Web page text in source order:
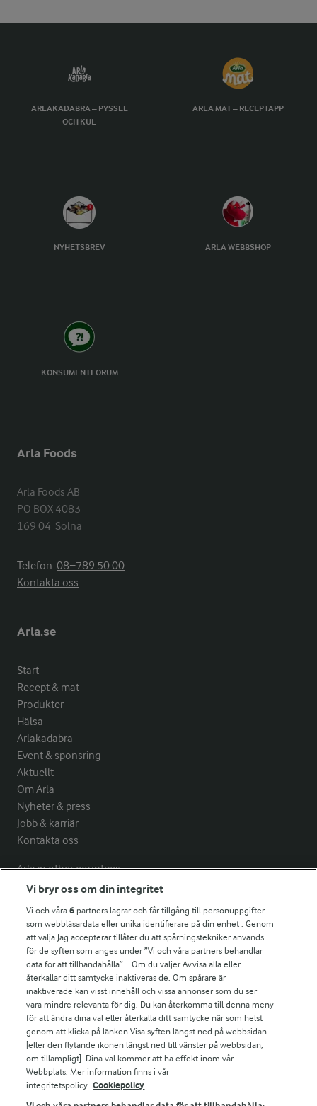
ARLAKADABRA – PYSSEL
OCH KUL
ARLA MAT – RECEPTAPP
NYHETSBREV ARLA WEBBSHOP
KONSUMENTFORUM
Arla Foods
Arla Foods AB
PO BOX 4083
169 04  Solna
Telefon:08−789 50 00
Kontakta oss
Arla.se
Start
Recept & mat
Produkter
Hälsa
Arlakadabra
Event & sponsring
Aktuellt
Om Arla
Nyheter & press
Jobb & karriär
Kontakta oss
Arla in other countries
Fler Arlasajter
För ägare
Arlas kundportal
Arla.com
Falbygdens Ost
Arla webbshop
Bildbank
Följ oss
Vi bryr oss om din integritet
Vi och våra6 partners lagrar och får tillgång till personuppgifter
som webbläsardata eller unika identifierare på din enhet . Genom
att välja Jag accepterar tillåter du att spårningstekniker används
för de syften som anges under ”Vi och våra partners behandlar
data för att tillhandahålla”. . Om du väljer Avvisa alla eller
återkallar ditt samtycke inaktiveras de. Om spårare är
inaktiverade kan visst innehåll och vissa annonser som du ser
vara mindre relevanta för dig. Du kan återkomma till denna meny
för att ändra dina val eller återkalla ditt samtycke när som helst
genom att klicka på länken Visa syften längst ned på webbsidan
[eller den flytande ikonen längst ned till vänster på webbsidan,
om tillämpligt]. Dina val kommer att ha effekt inom vår
Webbplats. Mer information finns i vår
integritetspolicy. Cookiepolicy